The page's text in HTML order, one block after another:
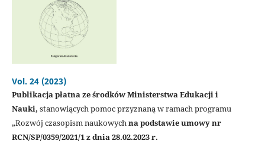
Vol. 24 (2023)
Publikacja płatna ze środków Ministerstwa Edukacji i
Nauki, stanowiących pomoc przyznaną w ramach programu
„Rozwój czasopism naukowychna podstawie umowy nr
RCN/SP/0359/2021/1 z dnia 28.02.2023 r.